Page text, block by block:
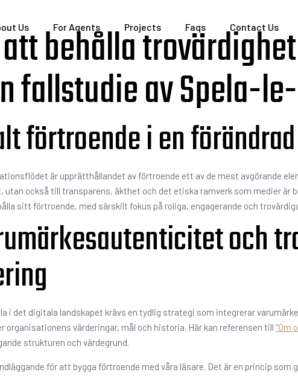
Us For Agents Projects Faqs Contact Us
behålla
fallstudie av Spela-
förtroende i en
är upprätthållandet av förtroende ett av de mest avgörande
också till transparens, äkthet och det etiska ramverk som medier är
sitt förtroende, med särskilt fokus på roliga, engagerande och
och
i det digitala landskapet krävs en tydlig strategi som integrerar
organisationens värderingar, mål och historia. Här kan referensen till “Om
strukturen och värdegrund.
för att bygga förtroende med våra läsare. Det är en princip som